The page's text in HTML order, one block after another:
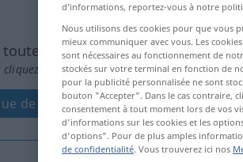
les traductions
sur/touchez la traduction)
de netteté, flou
d’informations, reportez-vous à notre
Nous utilisons des cookies pour que vous
mieux communiquer avec vous. Les
sont nécessaires au fonctionnement de
stockés sur votre terminal en fonction de
pour la publicité personnalisée ne sont
bouton "Accepter". Dans le cas contraire,
consentement à tout moment lors de vos
d'informations sur les cookies et les
d'options". Pour de plus amples
de confidentialité. Vous trouverez ici nos